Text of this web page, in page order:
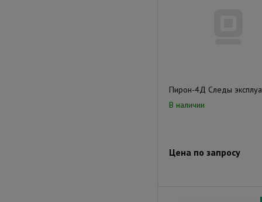
Пирон-4Д Следы
В наличии
Цена по запросу